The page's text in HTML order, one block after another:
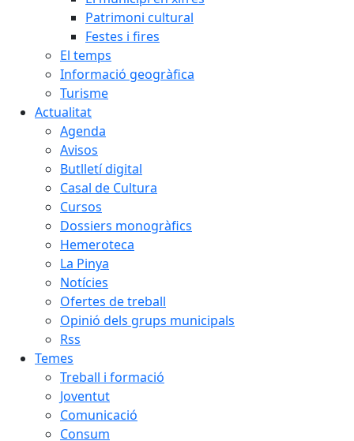
Patrimoni cultural
Festes i fires
El temps
Informació geogràfica
Turisme
Actualitat
Agenda
Avisos
Butlletí digital
Casal de Cultura
Cursos
Dossiers monogràfics
Hemeroteca
La Pinya
Notícies
Ofertes de treball
Opinió dels grups municipals
Rss
Temes
Treball i formació
Joventut
Comunicació
Consum